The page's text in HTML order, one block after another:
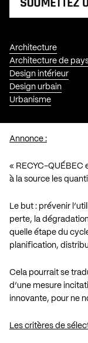
Architecture
Architecture de
Design intérieur
Design urbain
Urbanisme
Annonce :
« RECYC-QUÉBEC
à la source les
Le but : prévenir
perte, la
quelle étape du
planification,
Cela pourrait se
d’une mesure
innovante, pour ne
Les critères de